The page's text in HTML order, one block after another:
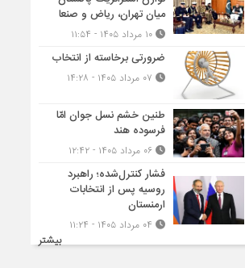
میان تهران، ریاض و صنعا
ضرورتی برخاسته از انتخاب
طنین خشم نسل جوان امّا
فرسوده هند
فشار کنترل‌شده؛ راهبرد
روسیه پس از انتخابات
ارمنستان
بیشتر